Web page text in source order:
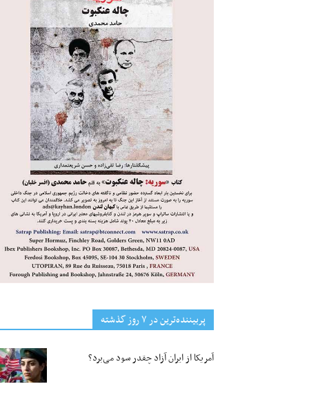
پربیننده‌ترین‌ در ۷ روز گذشته
آمریکا از ایران آزاد چقدر سود می‌برد؟